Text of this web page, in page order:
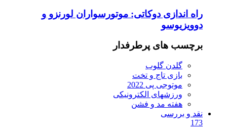
راه اندازی دوکاتی: موتورسواران لورنزو و
دوویزیوسو
برچسب های پرطرفدار
گلدن گلوب
بازی تاج و تخت
موتوجی پی 2022
ورزشهای الکترونیکی
هفته مد و فشن
نقد و بررسی
173